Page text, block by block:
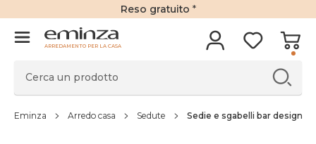
Reso gratuito *
ARREDAMENTO PER LA CASA
Eminza Arredo casa Sedute Sedie e sgabelli bar design